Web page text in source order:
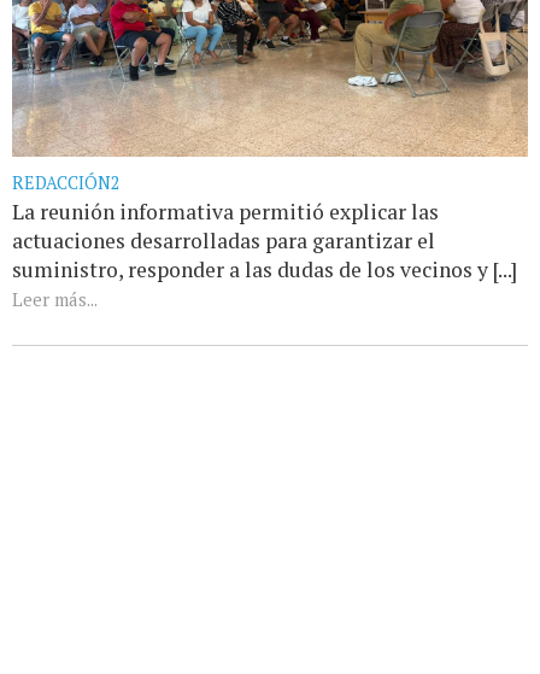
REDACCIÓN2
La reunión informativa permitió explicar las
actuaciones desarrolladas para garantizar el
suministro, responder a las dudas de los vecinos y [...]
Leer más...